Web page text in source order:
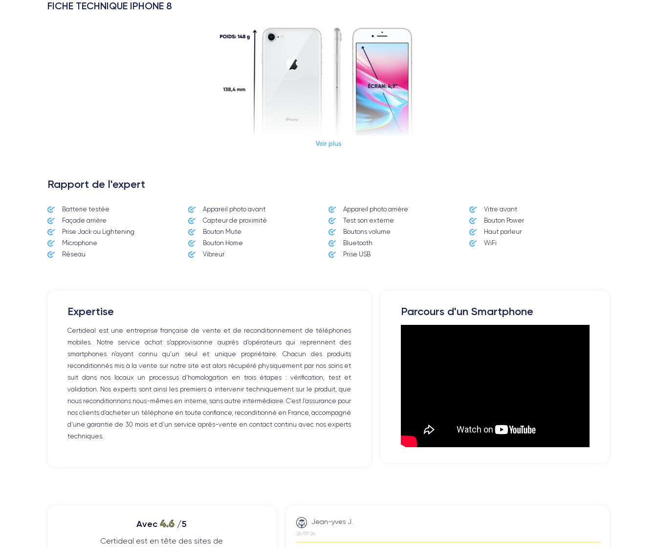
FICHE TECHNIQUE IPHONE 8
Date de sortie
12/09/2017
Système exploit.
iOS (iOS 16)
Dimensions
138.4×67.3×7.3 mm
Poids
148 g
2 GO
Apple A11 Bionic 6
Nom GPU
Apple GPU (3-Core)
Fréq. processeur
2.06 GHz
Caméra Caméra Frontale
Résolution vidéo
4K - 3840x2160px
Recharge rapide
fiche technique de l'iPhone 8.
Voir plus
Rapport de l'expert
Batterie testée Appareil photo avant Appareil photo arrière ​
Vitre avant ​
Façade arrière
Capteur de proximité Test son externe
Bouton Power
Prise Jack ou Lightening
Bouton Mute Boutons volume
Haut parleur
Microphone
Bouton Home Bluetooth
WiFi
Réseau
Vibreur Prise USB
Expertise
Certideal est une entreprise française de vente et de reconditionnement de téléphones
mobiles. Notre service achat s’approvisionne auprès d’opérateurs qui reprennent des
smartphones n’ayant connu qu’un seul et unique propriétaire. Chacun des produits
reconditionnés mis à la vente sur notre site est alors récupéré physiquement par nos soins et
suit dans nos locaux un processus d’homologation en trois étapes : vérification, test et
validation. Nos experts sont ainsi les premiers à intervenir techniquement sur le produit, que
nous reconditionnons nous-mêmes en interne, sans autre intermédiaire. C’est l’assurance pour
nos clients d’acheter un téléphone en toute confiance, reconditionné en France, accompagné
d’une garantie de 30 mois et d’un service après-vente en contact continu avec nos experts
techniques.
Parcours d'un Smartphone
Avec4.6 /5
Certideal est en tête des sites de
Jean-yves J.
26/07/26